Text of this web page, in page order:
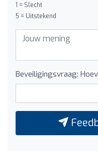
1 = Slecht
5 = Uitstekend
Beveiligingsvraag: